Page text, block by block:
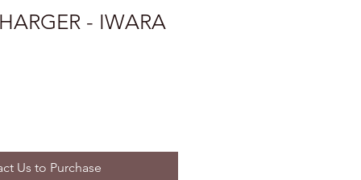
- IWARA
Us to Purchase